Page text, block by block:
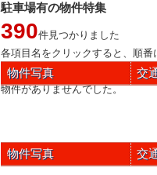
駐車場有の物件特集
390件見つかりました
各項目名をクリックすると、順番
物件写真 交
物件がありませんでした。
物件写真 交